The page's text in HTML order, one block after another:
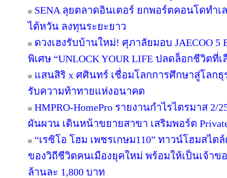
SENA ลุยตลาดอินเตอร์ ยกพอร์ตคอนโดทำเ
ไต้หวัน ลงทุนระยะยาว
ดวงเฮงรับบ้านใหม่! ศุภาลัยมอบ JAECOO
พิเศษ “UNLOCK YOUR LIFE ปลดล็อกชีวิตที่เ
แสนสิริ x ศศินทร์ เชื่อมโลกการศึกษาสู่โลกธุ
รับความท้าทายแห่งอนาคต
HMPRO-HomePro รายงานกำไรไตรมาส 2/
ผันผวน เดินหน้าขยายสาขา เสริมพอร์ต
“เรซิโอ โฮม เพชรเกษม110” ทาวน์โฮมสไ
ของวิถีชีวิตคนเมืองยุคใหม่ พร้อมให้เป็นเจ้าข
ล้านละ 1,800 บาท